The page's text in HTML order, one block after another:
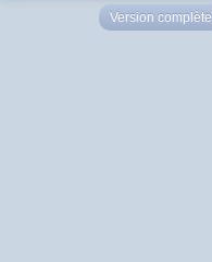
Version complète